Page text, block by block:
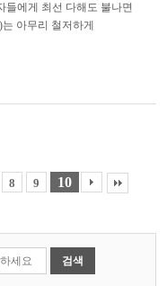
에게 최선 다해도 불나면
아무리 철저하게
인명 피해로 이어질 수...
8 9 10
검색